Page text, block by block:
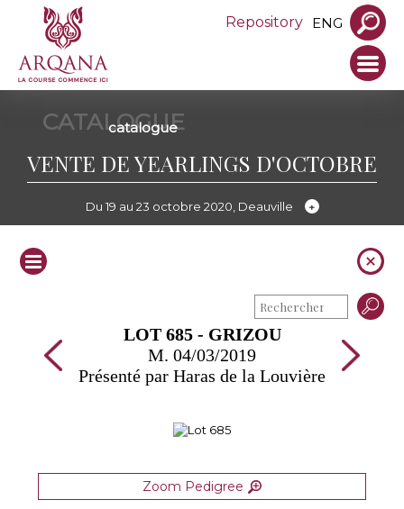
Repository ENG
CATALOGUE
catalogue
VENTE DE YEARLINGS D'OCTOBRE
Du 19 au 23 octobre 2020, Deauville
LOT 685 - GRIZOU
M. 04/03/2019
Présenté par Haras de la Louvière
Zoom Pedigree